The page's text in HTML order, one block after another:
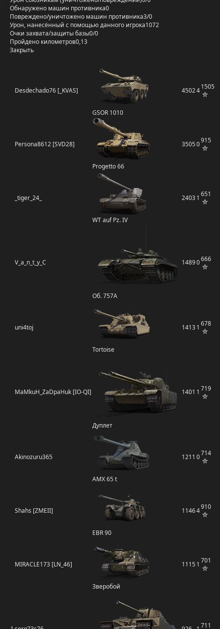
Обнаружено машин противника0
Повреждено/уничтожено машин противника3/0
Урон, нанесённый с помощью данного игрока1072
Очки захвата/защиты базы0/0
Пройдено километров0,13
Закрыть
Desdechado76 [_KVAS]
GSOR 1010
450241505
Persona8612 [SVD28]
Progetto 66
35050915
_tiger_24_
WT auf Pz. IV
24031 651
V_a_n_t_y_C
Об. 757А
14890666
uni4toj
Tortoise
14131 678
MaMkuH_ZaDpaHuk [IO-QI]
Дуплет
1401 1 719
Akinozuru365
AMX 65 t
1211 0714
Shahs [ZMEII]
EBR 90
11464910
MIRACLE173 [LN_46]
Зверобой
11151 701
711